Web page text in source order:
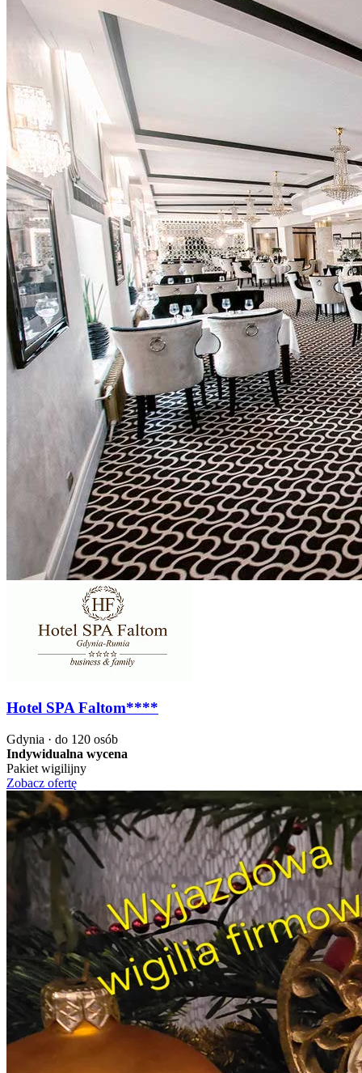
Hotel SPA Faltom****
Gdynia · do 120 osób
Indywidualna wycena
Pakiet wigilijny
Zobacz ofertę